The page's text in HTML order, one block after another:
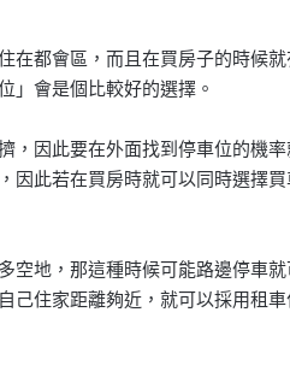
在都會區，而且在買房子的時候
」會是個比較好的選擇。
，因此要在外面找到停車位的機
因此若在買房時就可以同時選擇
空地，那這種時候可能路邊停車
己住家距離夠近，就可以採用租